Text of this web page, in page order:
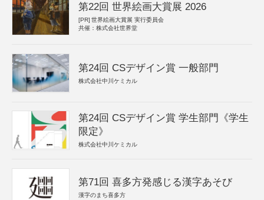
第22回 世界絵画大賞展 2026
[PR] 世界絵画大賞展 実行委員会
共催：株式会社世界堂
第24回 CSデザイン賞 一般部門
株式会社中川ケミカル
第24回 CSデザイン賞 学生部門《学生
限定》
株式会社中川ケミカル
第71回 喜多方発感じる漢字あそび
漢字のまち喜多方